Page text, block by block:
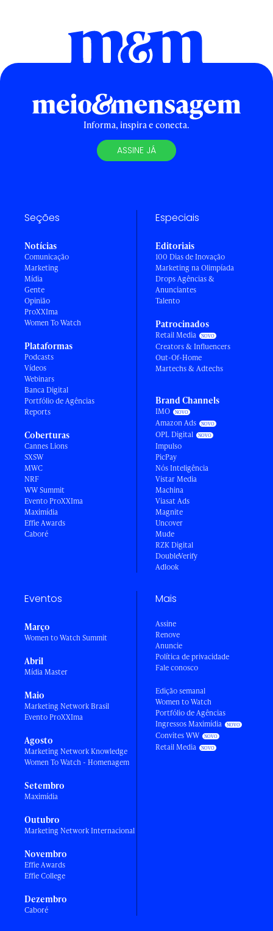
Informa, inspira e conecta.
ASSINE JÁ
Seções
Notícias
Comunicação
Marketing
Mídia
Gente
Opinião
ProXXIma
Women To Watch
Plataformas
Podcasts
Vídeos
Webinars
Banca Digital
Portfólio de Agências
Reports
Coberturas
Cannes Lions
SXSW
MWC
NRF
WW Summit
Evento ProXXIma
Maximídia
Effie Awards
Caboré
Especiais
Editoriais
100 Dias de Inovação
Marketing na Olimpíada
Drops Agências &
Anunciantes
Talento
Patrocinados
Retail Media
Creators & Influencers
Out-Of-Home
Martechs & Adtechs
Brand Channels
IMO
Amazon Ads
OPL Digital
Impulso
PicPay
Nós Inteligência
Vistar Media
Machina
Viasat Ads
Magnite
Uncover
Mude
RZK Digital
DoubleVerify
Adlook
Eventos
Março
Women to Watch Summit
Abril
Mídia Master
Maio
Marketing Network Brasil
Evento ProXXIma
Agosto
Marketing Network Knowledge
Women To Watch - Homenagem
Setembro
Maximídia
Outubro
Marketing Network Internacional
Novembro
Effie Awards
Effie College
Dezembro
Caboré
Mais
Assine
Renove
Anuncie
Política de privacidade
Fale conosco
Edição semanal
Women to Watch
Portfólio de Agências
Ingressos Maximídia
Convites WW
Retail Media